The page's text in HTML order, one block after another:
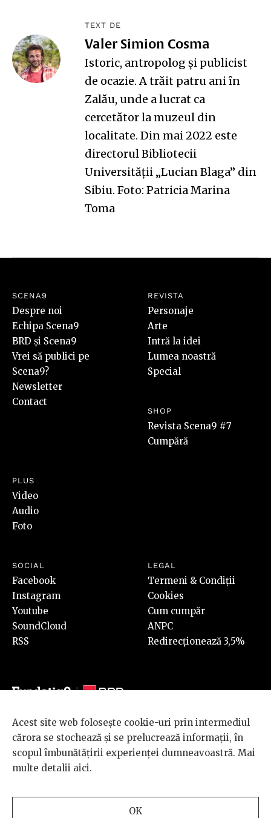
TEXT DE
Valer Simion Cosma
Istoric, antropolog și publicist
de ocazie. A trăit patru ani în
Zalău, unde a lucrat ca
cercetător la muzeul din
localitate. Din mai 2022 este
directorul Bibliotecii
Universității „Lucian Blaga” din
Sibiu. Foto: Patricia Marina
Toma
SCENA9
Despre noi
Echipa Scena9
BRD și Scena9
Vrei să publici pe
Scena9?
Newsletter
Contact
REVISTA
Personaje
Arte
Intră la idei
Lumea noastră
Special
SHOP
Revista Scena9 #7
Cumpără
PLUS
Video
Audio
Foto
SOCIAL
Facebook
Instagram
Youtube
SoundCloud
RSS
LEGAL
Termeni & Condiții
Cookies
Cum cumpăr
ANPC
Redirecționează 3,5%
© 2026 BRD Groupe Société Générale, toate drepturile rezervate.
Scena 9 este un proiect sustinut de
BRD GROUPE SOCIÉTÉ
GÉNÉRALE
Acest site web folosește cookie-uri prin intermediul
cărora se stochează și se prelucrează informații, în
scopul îmbunătățirii experienței dumneavoastră. Mai
multe detalii aici.
OK